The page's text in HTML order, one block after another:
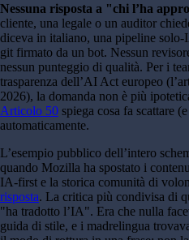
Nessuna risposta a "chi l’ha
cliente, una legale o un auditor
diceva in italiano, una pipeline
git firmato da un bot. Nessun
nessun punteggio di qualità. Per i
trasparenza dell’AI Act europeo
2026), la domanda non è più
Articolo 50 spiega cosa fa scattare
automaticamente.
L’esempio pubblico dell’intero
quando Mozilla ha spostato i
IA-first e la storica comunità di
risposta. La critica più condivisa di
"ha tradotto l’IA". Era che nulla
guida di stile, e i madrelingua